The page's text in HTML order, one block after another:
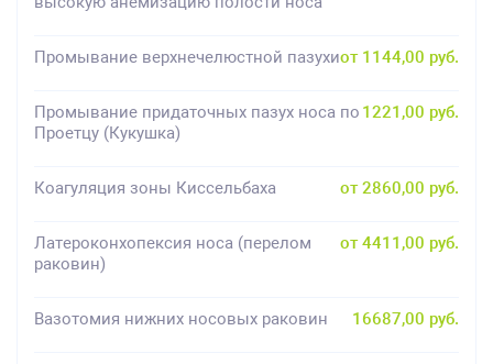
Промывание верхнечелюстной пазухиот 1144,00 руб.
Промывание придаточных пазух носа по
Проетцу (Кукушка)
1221,00 руб.
Коагуляция зоны Киссельбаха от 2860,00 руб.
Латероконхопексия носа (перелом
раковин)
от 4411,00 руб.
Вазотомия нижних носовых раковин 16687,00 руб.